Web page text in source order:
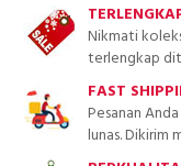
Nikmati
terlengkap
FAST
Pesanan
lunas. Dikirim